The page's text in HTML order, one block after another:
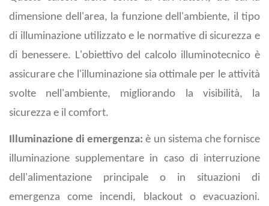
dimensione dell'area, la funzione dell'ambiente, il tipo
di illuminazione utilizzato e le normative di sicurezza e
di benessere. L'obiettivo del calcolo illuminotecnico è
assicurare che l'illuminazione sia ottimale per le attività
svolte nell'ambiente, migliorando la visibilità, la
sicurezza e il comfort.
Illuminazione di emergenza: è un sistema che fornisce
illuminazione supplementare in caso di interruzione
dell'alimentazione principale o in situazioni di
emergenza come incendi, blackout o evacuazioni.